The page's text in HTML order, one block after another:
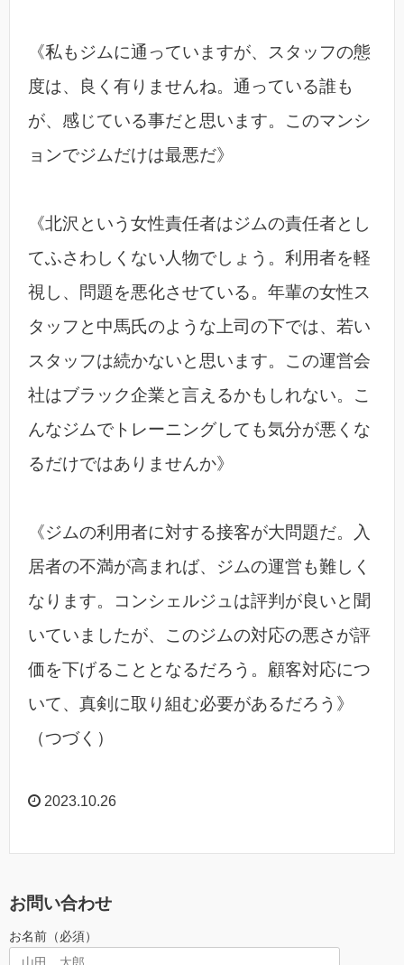
《私もジムに通っていますが、スタッフの態
度は、良く有りませんね。通っている誰も
が、感じている事だと思います。このマンシ
ョンでジムだけは最悪だ》
《北沢という女性責任者はジムの責任者とし
てふさわしくない人物でしょう。利用者を軽
視し、問題を悪化させている。年輩の女性ス
タッフと中馬氏のような上司の下では、若い
スタッフは続かないと思います。この運営会
社はブラック企業と言えるかもしれない。こ
んなジムでトレーニングしても気分が悪くな
るだけではありませんか》
《ジムの利用者に対する接客が大問題だ。入
居者の不満が高まれば、ジムの運営も難しく
なります。コンシェルジュは評判が良いと聞
いていましたが、このジムの対応の悪さが評
価を下げることとなるだろう。顧客対応につ
いて、真剣に取り組む必要があるだろう》
（つづく）
2023.10.26
お問い合わせ
お名前（必須）